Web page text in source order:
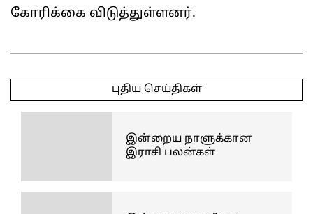
கோரிக்கை விடுத்துள்ளனர்.
03-
புதிய செய்திகள்
இன்றைய நாளுக்கான
இராசி பலன்கள்